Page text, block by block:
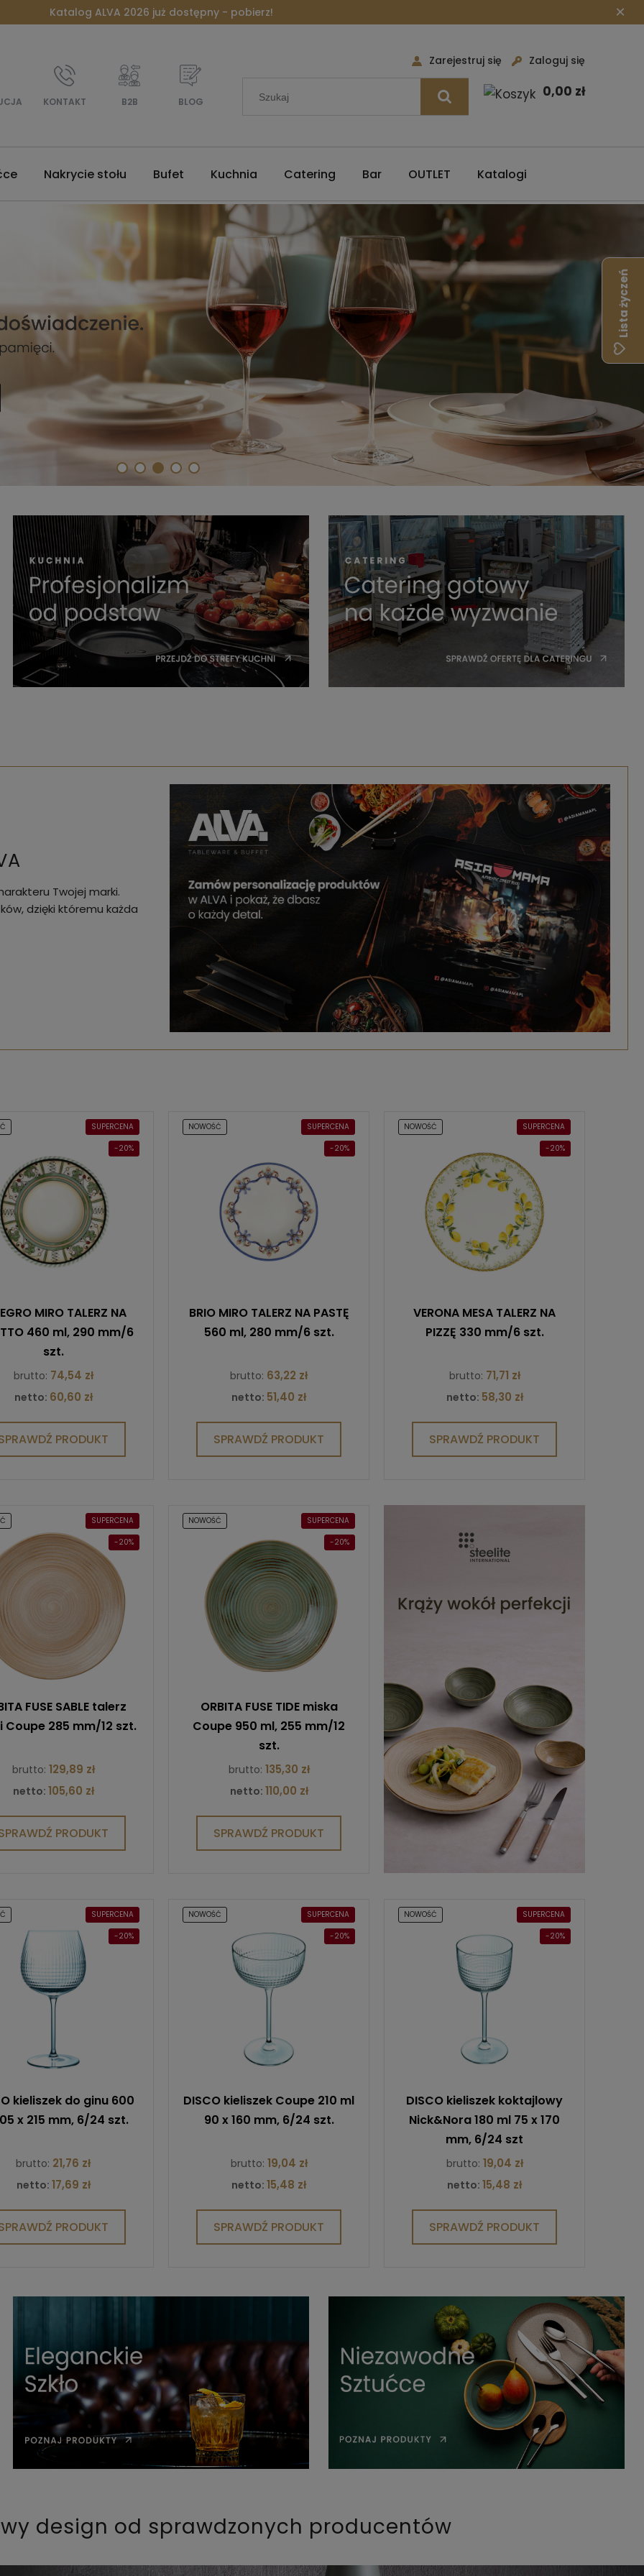
Katalog ALVA 2026 już dostępny - pobierz! ×
KONTAKT B2B BLOG
Zarejestruj się Zaloguj się
0,00 zł
Nakrycie stołu Bufet Kuchnia Catering Bar OUTLET Katalogi
Twojej marki.
dzięki któremu każda
SUPERCENA
-20%
MIRO TALERZ NA
460 ml, 290 mm/6
szt.
brutto: 74,54 zł
netto: 60,60 zł
PRODUKT
NOWOŚĆ
SUPERCENA
-20%
BRIO MIRO TALERZ NA PASTĘ
560 ml, 280 mm/6 szt.
brutto: 63,22 zł
netto: 51,40 zł
SPRAWDŹ PRODUKT
NOWOŚĆ
SUPERCENA
-20%
VERONA MESA TALERZ NA
PIZZĘ 330 mm/6 szt.
brutto: 71,71 zł
netto: 58,30 zł
SPRAWDŹ PRODUKT
SUPERCENA
-20%
FUSE SABLE talerz
Coupe 285 mm/12 szt.
brutto: 129,89 zł
netto: 105,60 zł
PRODUKT
NOWOŚĆ
SUPERCENA
-20%
ORBITA FUSE TIDE miska
Coupe 950 ml, 255 mm/12
szt.
brutto: 135,30 zł
netto: 110,00 zł
SPRAWDŹ PRODUKT
SUPERCENA
-20%
kieliszek do ginu 600
x 215 mm, 6/24 szt.
brutto: 21,76 zł
netto: 17,69 zł
PRODUKT
NOWOŚĆ
SUPERCENA
-20%
DISCO kieliszek Coupe 210 ml
90 x 160 mm, 6/24 szt.
brutto: 19,04 zł
netto: 15,48 zł
SPRAWDŹ PRODUKT
NOWOŚĆ
SUPERCENA
-20%
DISCO kieliszek koktajlowy
Nick&Nora 180 ml 75 x 170
mm, 6/24 szt
brutto: 19,04 zł
netto: 15,48 zł
SPRAWDŹ PRODUKT
design od sprawdzonych producentów
Lista życzeń